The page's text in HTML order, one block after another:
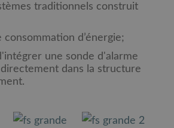
traditionnels construit
consommation d’énergie;
une sonde d'alarme
dans la structure